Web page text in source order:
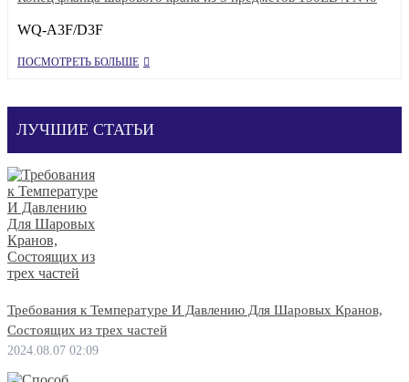
WQ-A3F/D3F
ПОСМОТРЕТЬ БОЛЬШЕ
ЛУЧШИЕ СТАТЬИ
Требования к Температуре И Давлению Для Шаровых Кранов,
Состоящих из трех частей
2024.08.07 02:09